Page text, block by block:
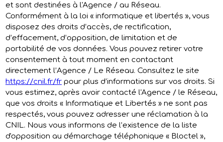
et sont destinées à l'Agence / au Réseau.
Conformément à la loi « informatique et libertés », vous
disposez des droits d’accès, de rectification,
d’effacement, d’opposition, de limitation et de
portabilité de vos données. Vous pouvez retirer votre
consentement à tout moment en contactant
directement l’Agence / Le Réseau. Consultez le site
https://cnil.fr/fr pour plus d’informations sur vos droits. Si
vous estimez, après avoir contacté l'Agence / le Réseau,
que vos droits « Informatique et Libertés » ne sont pas
respectés, vous pouvez adresser une réclamation à la
CNIL. Nous vous informons de l’existence de la liste
d'opposition au démarchage téléphonique « Bloctel »,